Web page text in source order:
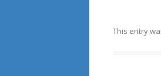
This entry